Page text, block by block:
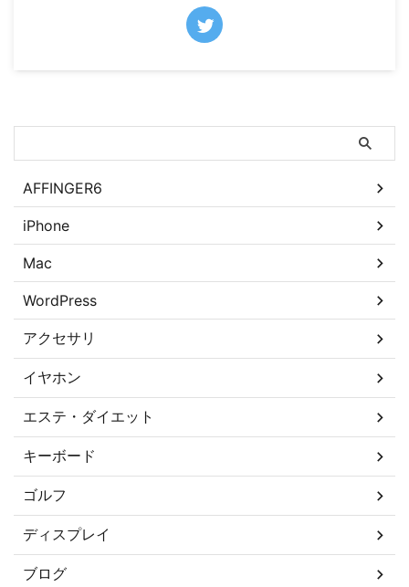
AFFINGER6
iPhone
Mac
WordPress
アクセサリ
イヤホン
エステ・ダイエット
キーボード
ゴルフ
ディスプレイ
ブログ